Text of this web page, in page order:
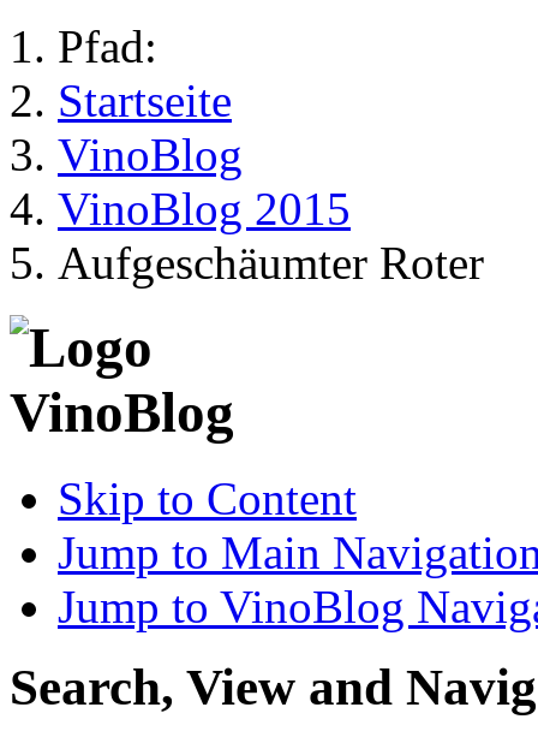
Pfad:
Startseite
VinoBlog
VinoBlog 2015
Aufgeschäumter Roter
Skip to Content
Jump to Main
Jump to VinoBlog
Search, View and